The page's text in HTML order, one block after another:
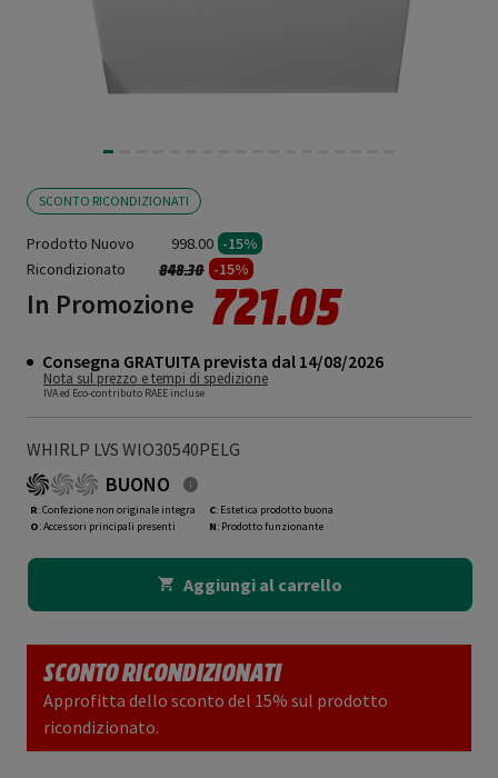
SCONTO RICONDIZIONATI
Prodotto Nuovo 998.00 -15%
Ricondizionato
Prezzo ridotto da
848.30a -15%
In Promozione 721.05
Consegna GRATUITA prevista dal 14/08/2026
Nota sul prezzo e tempi di spedizione
IVA ed Eco-contributo RAEE incluse
WHIRLP LVS WIO30540PELG
BUONO
R: Confezione non originale integra
O: Accessori principali presenti
C: Estetica prodotto buona
N: Prodotto funzionante
Aggiungi al carrello
SCONTO RICONDIZIONATI
Approfitta dello sconto del 15% sul prodotto
ricondizionato.